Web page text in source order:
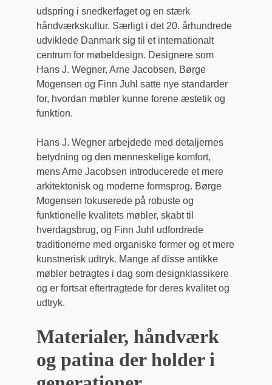
udspring i snedkerfaget og en stærk
håndværkskultur. Særligt i det 20. århundrede
udviklede Danmark sig til et internationalt
centrum for møbeldesign. Designere som
Hans J. Wegner, Arne Jacobsen, Børge
Mogensen og Finn Juhl satte nye standarder
for, hvordan møbler kunne forene æstetik og
funktion.
Hans J. Wegner arbejdede med detaljernes
betydning og den menneskelige komfort,
mens Arne Jacobsen introducerede et mere
arkitektonisk og moderne formsprog. Børge
Mogensen fokuserede på robuste og
funktionelle kvalitets møbler, skabt til
hverdagsbrug, og Finn Juhl udfordrede
traditionerne med organiske former og et mere
kunstnerisk udtryk. Mange af disse antikke
møbler betragtes i dag som designklassikere
og er fortsat eftertragtede for deres kvalitet og
udtryk.
Materialer, håndværk
og patina der holder i